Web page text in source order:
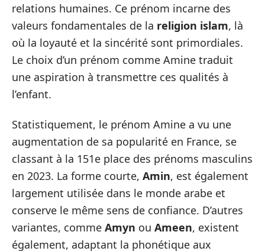
relations humaines. Ce prénom incarne des
valeurs fondamentales de la religion islam, là
où la loyauté et la sincérité sont primordiales.
Le choix d’un prénom comme Amine traduit
une aspiration à transmettre ces qualités à
l’enfant.
Statistiquement, le prénom Amine a vu une
augmentation de sa popularité en France, se
classant à la 151e place des prénoms masculins
en 2023. La forme courte, Amin, est également
largement utilisée dans le monde arabe et
conserve le même sens de confiance. D’autres
variantes, comme Amyn ou Ameen, existent
également, adaptant la phonétique aux